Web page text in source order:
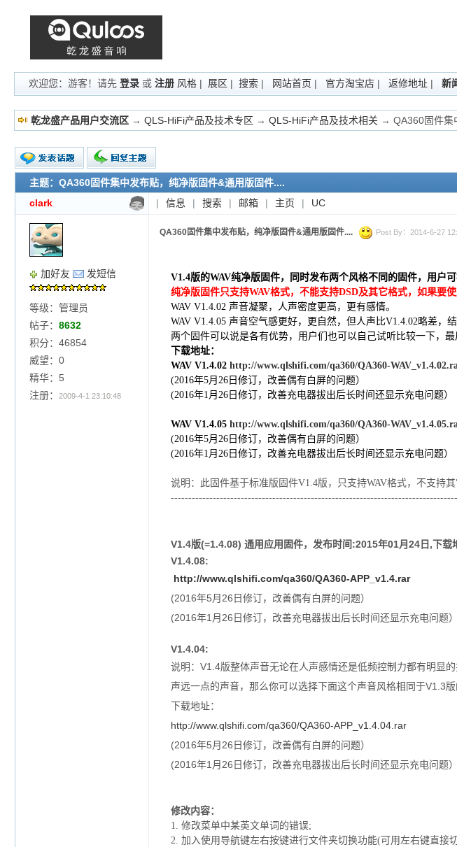
欢迎您：游客！请先登录 或注册 风格 | 展区 |搜索 | 网站首页 | 官方淘宝店 | 返修地址 | 新
乾龙盛产品用户交流区 →QLS-HiFi产品及技术专区 →QLS-HiFi产品及技术相关 → QA360固件集
新的主题
投票帖
交易帖
小字报
主题：QA360固件集中发布贴，纯净版固件&通用版固件....
clark
| 信息 | 搜索 | 邮箱 | 主页 | UC
加好友 发短信
等级：管理员
帖子： 8632
积分：46854
威望：0
精华：5
注册：
2009-4-1 23:10:48
QA360固件集中发布贴，纯净版固件&通用版固件.... Post By：2014-6-27
V1.4版的WAV纯净版固件，同时发布两个风格不同的固件，用户
纯净版固件只支持WAV格式，不能支持DSD及其它格式，如果要
WAV V1.4.02 声音凝聚，人声密度更高，更有感情。
WAV V1.4.05 声音空气感更好，更自然，但人声比V1.4.02略差，
两个固件可以说是各有优势，用户们也可以自己试听比较一下，
下载地址：
WAV V1.4.02 http://www.qlshifi.com/qa360/QA360-
(2016年5月26日修订，改善偶有白屏的问题）
(2016年1月26日修订，改善充电器拔出后长时间还显示充电问题）
WAV V1.4.05 http://www.qlshifi.com/qa360/QA360-
(2016年5月26日修订，改善偶有白屏的问题）
(2016年1月26日修订，改善充电器拔出后长时间还显示充电问题）
说明：此固件基于标准版固件V1.4版，只支持WAV格式，不支持
V1.4版(=1.4.08) 通用应用固件，发布时间:2015年01月24日,下
V1.4.08:
http://www.qlshifi.com/qa360/QA360-APP_v1.4.rar
(2016年5月26日修订，改善偶有白屏的问题）
(2016年1月26日修订，改善充电器拔出后长时间还显示充电问题）
V1.4.04:
说明：V1.4版整体声音无论在人声感情还是低频控制力都有明显
声远一点的声音，那么你可以选择下面这个声音风格相同于V1.3
下载地址：
http://www.qlshifi.com/qa360/QA360-APP_v1.4.04.rar
(2016年5月26日修订，改善偶有白屏的问题）
(2016年1月26日修订，改善充电器拔出后长时间还显示充电问题）
修改内容：
1. 修改菜单中某英文单词的错误;
2. 加入使用导航键左右按键进行文件夹切换功能(可用左右键直接